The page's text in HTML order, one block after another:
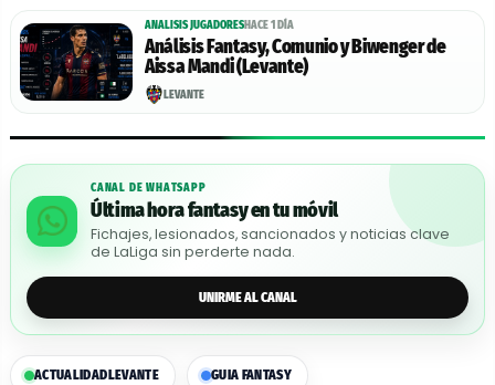
ANALISIS JUGADORESHACE 1 DÍA
Análisis Fantasy, Comunio y Biwenger de
Aissa Mandi (Levante)
LEVANTE
CANAL DE WHATSAPP
Última hora fantasy en tu móvil
Fichajes, lesionados, sancionados y noticias clave
de LaLiga sin perderte nada.
UNIRME AL CANAL
ACTUALIDAD LEVANTE GUIA FANTASY